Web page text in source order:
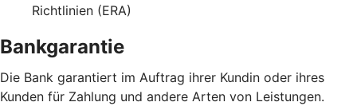
Richtlinien (ERA)
Bankgarantie
Die Bank garantiert im Auftrag ihrer Kundin oder ihres
Kunden für Zahlung und andere Arten von Leistungen.